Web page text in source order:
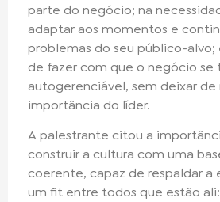
parte do negócio; na
adaptar aos momentos e
problemas do seu público-alvo;
de fazer com que o negócio se
autogerenciável, sem deixar de
importância do líder.
A palestrante citou a
construir a cultura com uma
coerente, capaz de respaldar a
um fit entre todos que estão